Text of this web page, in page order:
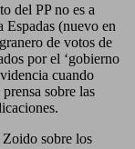
del PP no es a
(nuevo en
de votos de
por el ‘gobierno
cuando
sobre las
sobre los